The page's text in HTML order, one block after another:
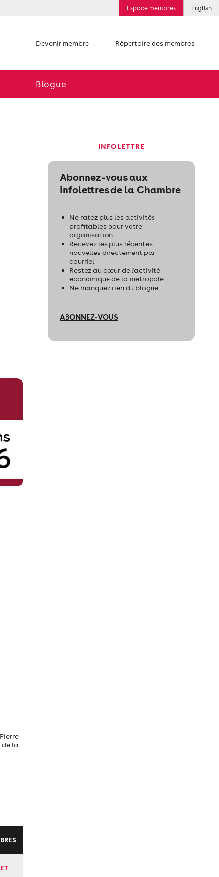
Espace membres English
Devenir membre Répertoire des membres
Blogue
INFOLETTRE
Abonnez-vous aux
infolettres de la Chambre
Ne ratez plus les activités
profitables pour votre
organisation
Recevez les plus récentes
nouvelles directement par
courriel
Restez au cœur de l'activité
économique de la métropole
Ne manquez rien du blogue
ABONNEZ-VOUS
de la